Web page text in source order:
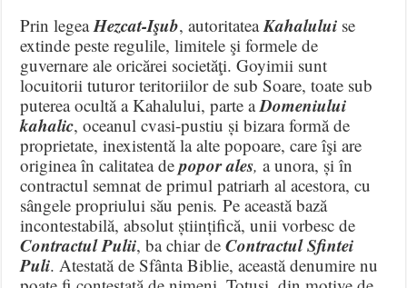
Prin legeaHezcat-Işub, autoritateaKahalului se
extinde peste regulile, limitele şi formele de
guvernare ale oricărei societăţi. Goyimii sunt
locuitorii tuturor teritoriilor de sub Soare, toate sub
puterea ocultă a Kahalului, parte aDomeniului
kahalic, oceanul cvasi-pustiu și bizara formă de
proprietate, inexistentă la alte popoare, care îşi are
originea în calitatea depopor ales,a unora, și în
contractul semnat de primul patriarh al acestora, cu
sângele propriului său penis. Pe această bază
incontestabilă, absolut științifică, unii vorbesc de
Contractul Pulii, ba chiar deContractul Sfintei
Puli. Atestată de Sfânta Biblie, această denumire nu